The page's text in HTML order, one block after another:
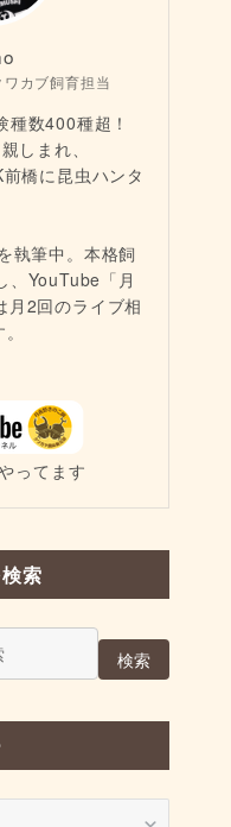
カブ飼育担当
種数400種超！
しまれ、
橋に昆虫ハンタ
執筆中。本格飼
、YouTube「月
月2回のライブ相
ってます
索
検索